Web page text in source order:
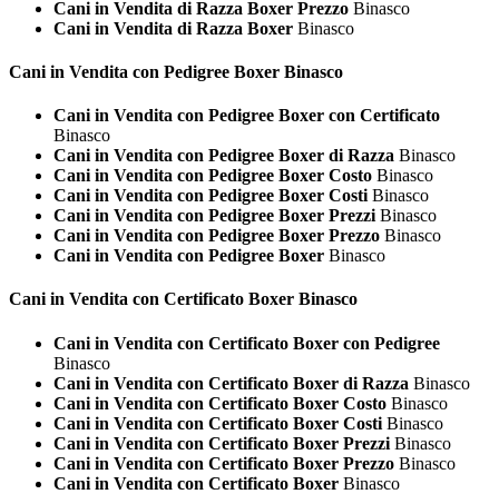
Cani in Vendita di Razza Boxer Prezzo Binasco
Cani in Vendita di Razza Boxer Binasco
Cani in Vendita con Pedigree Boxer Binasco
Cani in Vendita con Pedigree Boxer con Certificato
Binasco
Cani in Vendita con Pedigree Boxer di Razza Binasco
Cani in Vendita con Pedigree Boxer Costo Binasco
Cani in Vendita con Pedigree Boxer Costi Binasco
Cani in Vendita con Pedigree Boxer Prezzi Binasco
Cani in Vendita con Pedigree Boxer Prezzo Binasco
Cani in Vendita con Pedigree Boxer Binasco
Cani in Vendita con Certificato Boxer Binasco
Cani in Vendita con Certificato Boxer con Pedigree
Binasco
Cani in Vendita con Certificato Boxer di Razza Binasco
Cani in Vendita con Certificato Boxer Costo Binasco
Cani in Vendita con Certificato Boxer Costi Binasco
Cani in Vendita con Certificato Boxer Prezzi Binasco
Cani in Vendita con Certificato Boxer Prezzo Binasco
Cani in Vendita con Certificato Boxer Binasco